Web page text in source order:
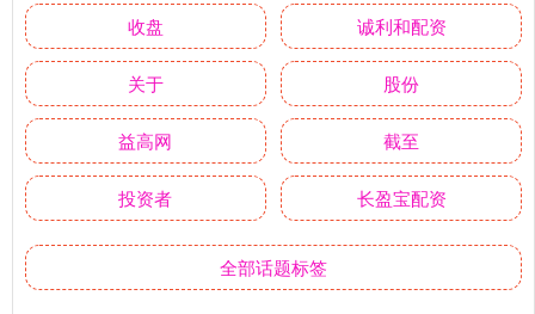
收盘 诚利和配资
关于 股份
益高网 截至
投资者 长盈宝配资
全部话题标签